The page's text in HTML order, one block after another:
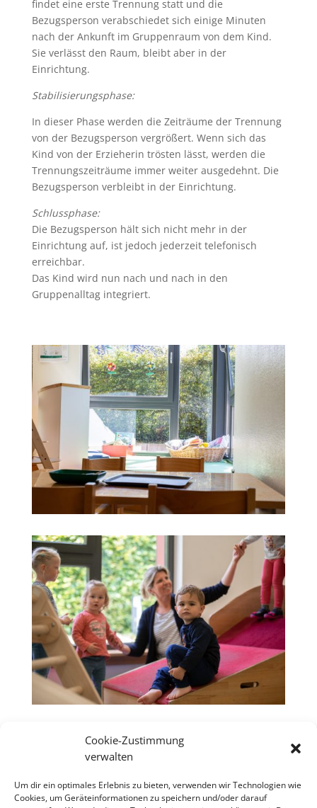
Cookie-Zustimmung
verwalten
Um dir ein optimales Erlebnis zu bieten, verwenden wir Technologien wie
Cookies, um Geräteinformationen zu speichern und/oder darauf
findet eine erste Trennung statt und die
Bezugsperson verabschiedet sich einige Minuten
nach der Ankunft im Gruppenraum von dem Kind.
Sie verlässt den Raum, bleibt aber in der
Einrichtung.
Stabilisierungsphase:
In dieser Phase werden die Zeiträume der Trennung
von der Bezugsperson vergrößert. Wenn sich das
Kind von der Erzieherin trösten lässt, werden die
Trennungszeiträume immer weiter ausgedehnt. Die
Bezugsperson verbleibt in der Einrichtung.
Schlussphase:
Die Bezugsperson hält sich nicht mehr in der
Einrichtung auf, ist jedoch jederzeit telefonisch
erreichbar.
Das Kind wird nun nach und nach in den
Gruppenalltag integriert.